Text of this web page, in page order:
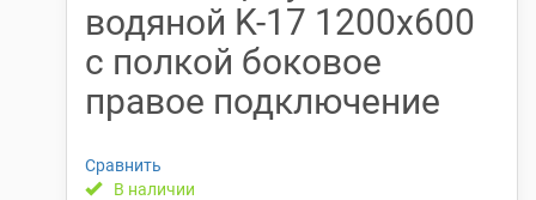
водяной K-17 1200х600
с полкой боковое
правое подключение
Сравнить
В наличии